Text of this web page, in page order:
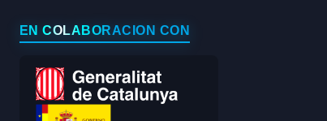
EN COLABORACIÓN CON